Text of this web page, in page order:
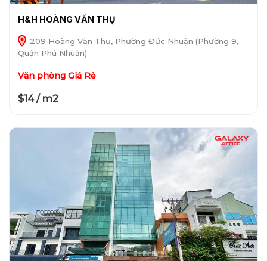
H&H HOÀNG VĂN THỤ
209 Hoàng Văn Thụ, Phường Đức Nhuận (Phường 9,
Quận Phú Nhuận)
Văn phòng Giá Rẻ
$14 / m2